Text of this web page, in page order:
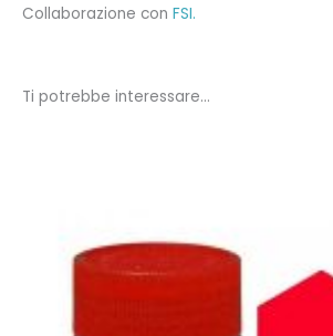
Collaborazione con FSI.
Ti potrebbe interessare…